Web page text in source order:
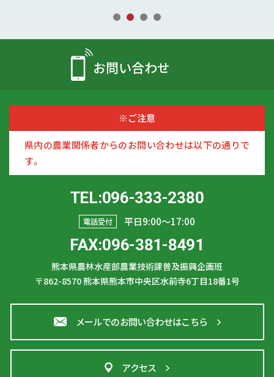
お問い合わせ
※ご注意
県内の農業関係者からのお問い合わせは以下の通りで
す。
TEL:096-333-2380
電話受付 平日9:00〜17:00
FAX:096-381-8491
熊本県農林水産部農業技術課普及振興企画班
〒862-8570熊本県熊本市中央区水前寺6丁目18番1号
メールでのお問い合わせはこちら
アクセス